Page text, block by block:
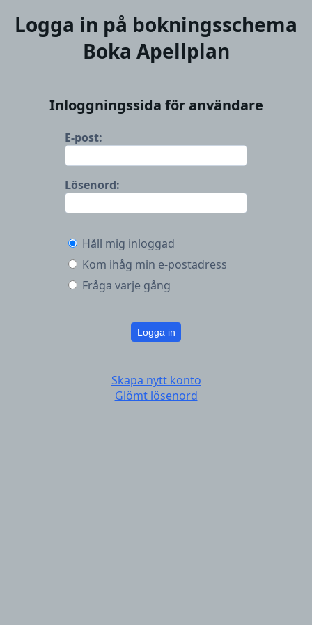
Logga in på bokningsschema
Boka Apellplan
Inloggningssida för användare
E-post:
Lösenord:
Håll mig inloggad
Kom ihåg min e-postadress
Fråga varje gång
Logga in
Skapa nytt konto
Glömt lösenord